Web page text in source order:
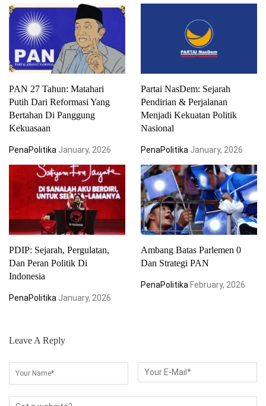
PAN 27 Tahun: Matahari
Putih Dari Reformasi Yang
Bertahan Di Panggung
Kekuasaan
PenaPolitika January, 2026
Partai NasDem: Sejarah
Pendirian & Perjalanan
Menjadi Kekuatan Politik
Nasional
PenaPolitika January, 2026
PDIP: Sejarah, Pergulatan,
Dan Peran Politik Di
Indonesia
PenaPolitika January, 2026
Ambang Batas Parlemen 0
Dan Strategi PAN
PenaPolitika February, 2026
Leave A Reply